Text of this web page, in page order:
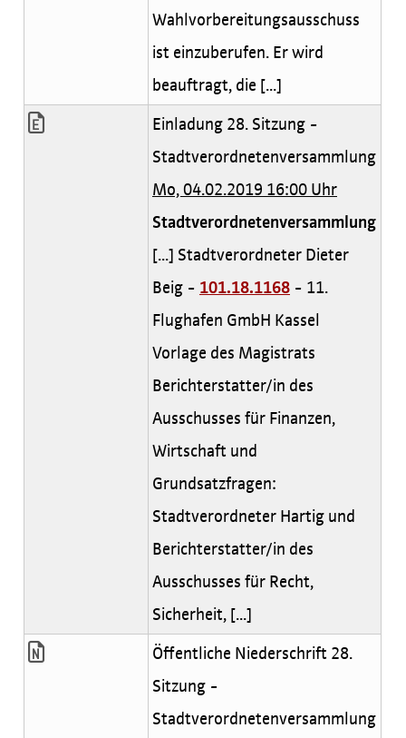
Wahlvorbereitungsausschuss
ist einzuberufen. Er wird
beauftragt, die [...]
Einladung 28. Sitzung -
Stadtverordnetenversammlung
Mo, 04.02.2019 16:00 Uhr
Stadtverordnetenversammlung
[...] Stadtverordneter Dieter
Beig - 101.18.1168- 11.
Flughafen GmbH Kassel
Vorlage des Magistrats
Berichterstatter/in des
Ausschusses für Finanzen,
Wirtschaft und
Grundsatzfragen:
Stadtverordneter Hartig und
Berichterstatter/in des
Ausschusses für Recht,
Sicherheit, [...]
Öffentliche Niederschrift 28.
Sitzung -
Stadtverordnetenversammlung